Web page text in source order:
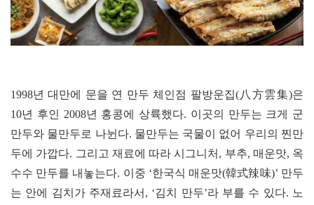
1998년 대만에 문을 연 만두 체인점 팔방운집(八方雲集)은
10년 후인 2008년 홍콩에 상륙했다. 이곳의 만두는 크게 군
만두와 물만두로 나뉜다. 물만두는 국물이 없어 우리의 찐만
두에 가깝다. 그리고 재료에 따라 시그니처, 부추, 매운맛, 옥
수수 만두를 내놓는다. 이중 ‘한국식 매운맛(韓式辣味)’ 만두
는 안에 김치가 주재료라서, ‘김치 만두’라 부를 수 있다. 노